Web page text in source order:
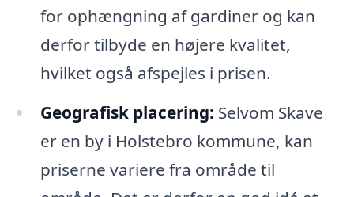
for ophængning af gardiner og kan
derfor tilbyde en højere kvalitet,
hvilket også afspejles i prisen.
Geografisk placering: Selvom Skave
er en by i Holstebro kommune, kan
priserne variere fra område til